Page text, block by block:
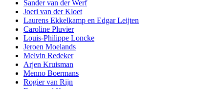
Sander van der Werf
Joeri van der Kloet
Laurens Ekkelkamp en Edgar Leijten
Caroline Pluvier
Louis-Philippe Loncke
Jeroen Moelands
Melvin Redeker
Arjen Kruisman
Menno Boermans
Rogier van Rijn